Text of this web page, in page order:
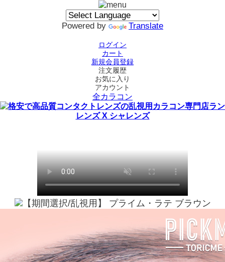
Powered by Translate
ログイン
カート
新規会員登録
注文履歴
お気に入り
アカウント
全カラコン